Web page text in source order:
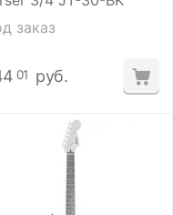
заказ
01 руб.